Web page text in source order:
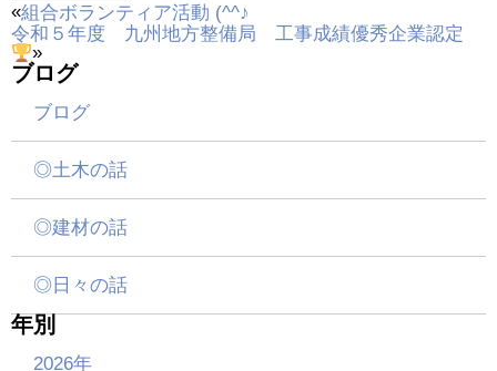
«組合ボランティア活動 (^^♪
令和５年度 九州地方整備局 工事成績優秀企業認定
»
ブログ
ブログ
◎土木の話
◎建材の話
◎日々の話
年別
2026年